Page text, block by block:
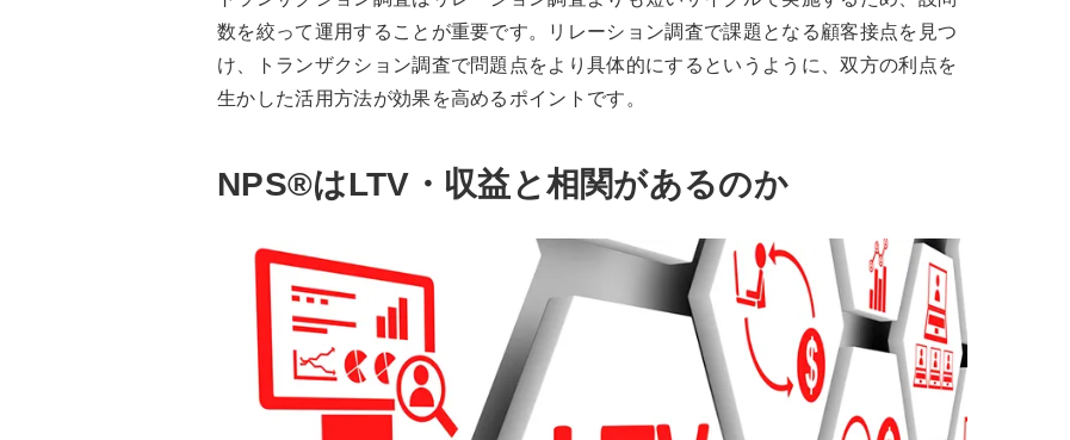
数を絞って運用することが重要です。リレーション調査で課題となる顧客接点を見つ
け、トランザクション調査で問題点をより具体的にするというように、双方の利点を
生かした活用方法が効果を高めるポイントです。
NPS®はLTV・収益と相関があるのか